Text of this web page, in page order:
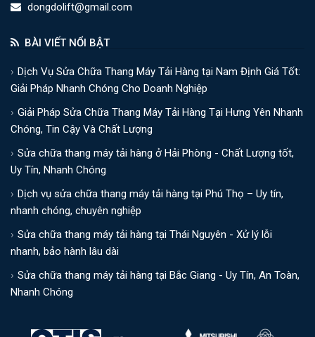
dongdolift@gmail.com
BÀI VIẾT NỔI BẬT
Dịch Vụ Sửa Chữa Thang Máy Tải Hàng tại Nam Định Giá Tốt:
Giải Pháp Nhanh Chóng Cho Doanh Nghiệp
Giải Pháp Sửa Chữa Thang Máy Tải Hàng Tại Hưng Yên Nhanh
Chóng, Tin Cậy Và Chất Lượng
Sửa chữa thang máy tải hàng ở Hải Phòng - Chất Lượng tốt,
Uy Tín, Nhanh Chóng
Dịch vụ sửa chữa thang máy tải hàng tại Phú Thọ – Uy tín,
nhanh chóng, chuyên nghiệp
Sửa chữa thang máy tải hàng tại Thái Nguyên - Xử lý lỗi
nhanh, bảo hành lâu dài
Sửa chữa thang máy tải hàng tại Bắc Giang - Uy Tín, An Toàn,
Nhanh Chóng